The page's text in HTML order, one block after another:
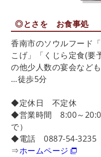
◎とさを お食事処
香南市のソウルフード
こげ」「くじら定食(要
の他少人数の宴会なども
…徒歩5分
◆定休日 不定休
◆営業時間 8:00～
で）
◆電話 0887-54-3235
⇒ホームページ